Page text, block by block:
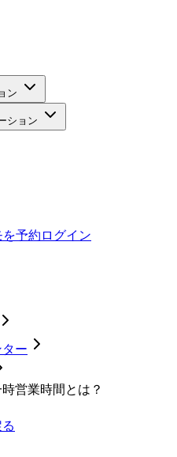
ン
ション
を予約 ログイン
ー
営業時間とは？